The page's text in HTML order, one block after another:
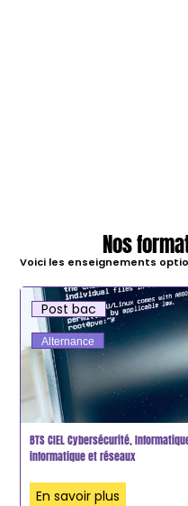
Nos
Voici les enseignements
Post bac
Alternance
BTS CIEL Cybersécurité,
informatique et réseaux
En savoir plus